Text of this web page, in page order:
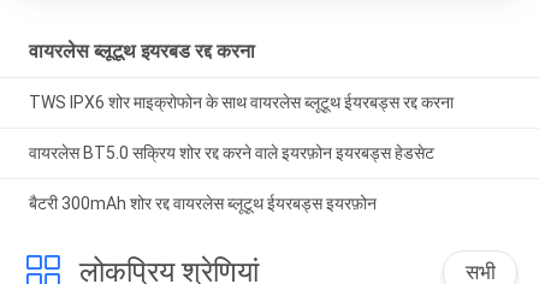
वायरलेस ब्लूटूथ इयरबड रद्द करना
TWS IPX6 शोर माइक्रोफोन के साथ वायरलेस ब्लूटूथ ईयरबड्स रद्द करना
वायरलेस BT5.0 सक्रिय शोर रद्द करने वाले इयरफ़ोन इयरबड्स हेडसेट
बैटरी 300mAh शोर रद्द वायरलेस ब्लूटूथ ईयरबड्स इयरफ़ोन
लोकप्रिय श्रेणियां सभी